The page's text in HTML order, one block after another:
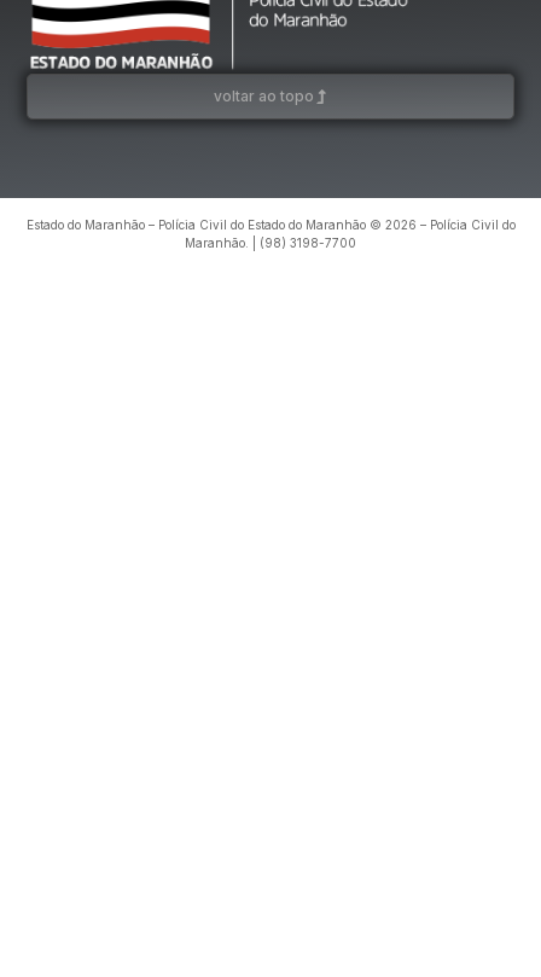
voltar ao topo
Estado do Maranhão – Polícia Civil do Estado do Maranhão © 2026 – Polícia Civil do
Maranhão. | (98) 3198-7700